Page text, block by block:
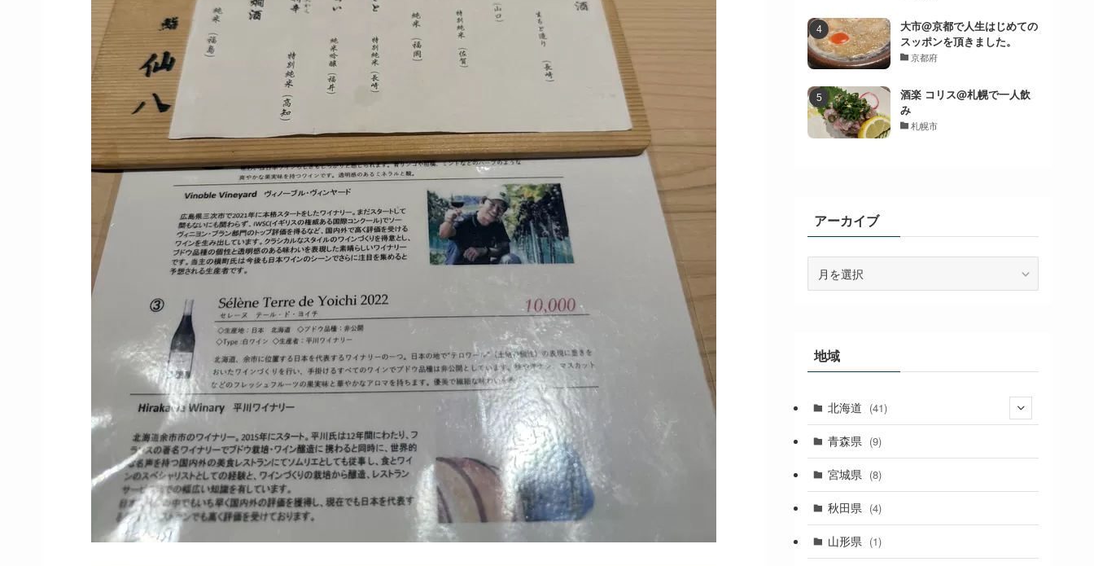
大市@京都で人生はじめての
スッポンを頂きました。
京都府
酒楽 コリス@札幌で一人飲
み
札幌市
アーカイブ
地域
北海道 (41)
(27)
(2)
(1)
(1)
青森県 (9)
宮城県 (8)
秋田県 (4)
山形県 (1)